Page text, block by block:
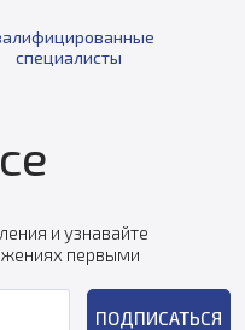
специалисты
и узнавайте
первыми
ПОДПИСАТЬСЯ